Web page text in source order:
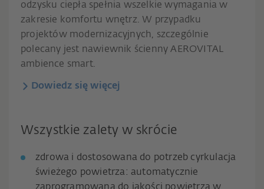
odzysku ciepła spełnia wszelkie wymagania w
zakresie komfortu wnętrz. W przypadku
projektów modernizacyjnych, szczególnie
polecany jest nawiewnik ścienny AEROVITAL
ambience smart.
Dowiedz się więcej
Wszystkie zalety w skrócie
zdrowa i dostosowana do potrzeb cyrkulacja
świeżego powietrza: automatycznie